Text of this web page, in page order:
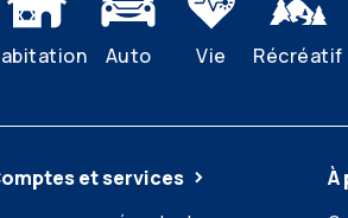
Auto Vie Récréatif
et services À